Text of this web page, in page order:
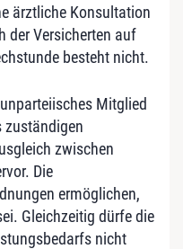
ärztliche Konsultation
der Versicherten auf
besteht nicht.
Mitglied
zuständigen
zwischen
Die
ermöglichen,
Gleichzeitig dürfe die
nicht